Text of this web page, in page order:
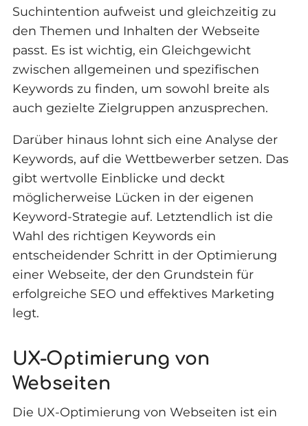
Suchintention aufweist und gleichzeitig zu
den Themen und Inhalten der Webseite
passt. Es ist wichtig, ein Gleichgewicht
zwischen allgemeinen und spezifischen
Keywords zu finden, um sowohl breite als
auch gezielte Zielgruppen anzusprechen.
Darüber hinaus lohnt sich eine Analyse der
Keywords, auf die Wettbewerber setzen. Das
gibt wertvolle Einblicke und deckt
möglicherweise Lücken in der eigenen
Keyword-Strategie auf. Letztendlich ist die
Wahl des richtigen Keywords ein
entscheidender Schritt in der Optimierung
einer Webseite, der den Grundstein für
erfolgreiche SEO und effektives Marketing
legt.
UX-Optimierung von
Webseiten
Die UX-Optimierung von Webseiten ist ein